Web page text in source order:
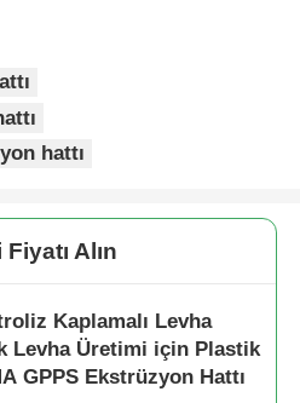
hattı
Alın
Kaplamalı Levha
Levha Üretimi için Plastik
GPPS Ekstrüzyon Hattı